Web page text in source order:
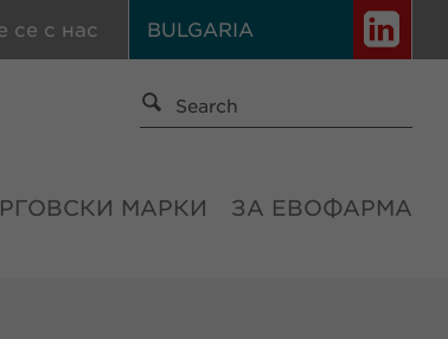
BULGARIA
се с нас
МАРКИ ЗА ЕВОФАРМА